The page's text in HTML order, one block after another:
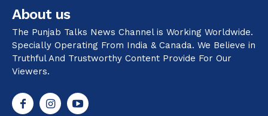
About us
The Punjab Talks News Channel is Working Worldwide.
Specially Operating From India & Canada. We Believe in
Truthful And Trustworthy Content Provide For Our
Viewers.